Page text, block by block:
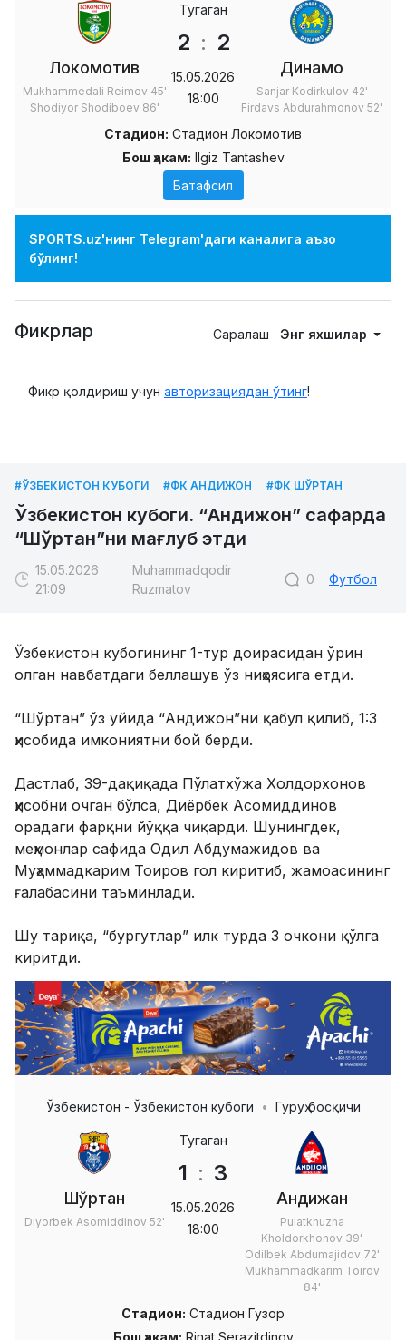
Локомотив
Mukhammedali Reimov 45'
Shodiyor Shodiboev 86'
Тугаган
2 : 2
15.05.2026
18:00
Динамо
Sanjar Kodirkulov 42'
Firdavs Abdurahmonov 52'
Стадион: Стадион Локомотив
Бош ҳакам: Ilgiz Tantashev
Батафсил
SPORTS.uz'нинг Telegram'даги каналига аъзо
бўлинг!
Фикрлар Саралаш Энг яхшилар
Фикр қолдириш учун авторизациядан ўтинг!
#ЎЗБЕКИСТОН КУБОГИ #ФК АНДИЖОН #ФК ШЎРТАН
Ўзбекистон кубоги. “Андижон” сафарда
“Шўртан”ни мағлуб этди
15.05.2026
21:09
Muhammadqodir
Ruzmatov
0 Футбол
Ўзбекистон кубогининг 1-тур доирасидан ўрин
олган навбатдаги беллашув ўз ниҳоясига етди.
“Шўртан” ўз уйида “Андижон”ни қабул қилиб, 1:3
ҳисобида имкониятни бой берди.
Дастлаб, 39-дақиқада Пўлатхўжа Холдорхонов
ҳисобни очган бўлса, Диёрбек Асомиддинов
орадаги фарқни йўққа чиқарди. Шунингдек,
меҳмонлар сафида Одил Абдумажидов ва
Муҳаммадкарим Тоиров гол киритиб, жамоасининг
ғалабасини таъминлади.
Шу тариқа, “бургутлар” илк турда 3 очкони қўлга
киритди.
Ўзбекистон - Ўзбекистон кубоги Гуруҳ босқичи
Шўртан
Diyorbek Asomiddinov 52'
Тугаган
1 : 3
15.05.2026
18:00
Андижан
Pulatkhuzha
Kholdorkhonov 39'
Odilbek Abdumajidov 72'
Mukhammadkarim Toirov
84'
Стадион: Стадион Гузор
Бош ҳакам: Rinat Serazitdinov